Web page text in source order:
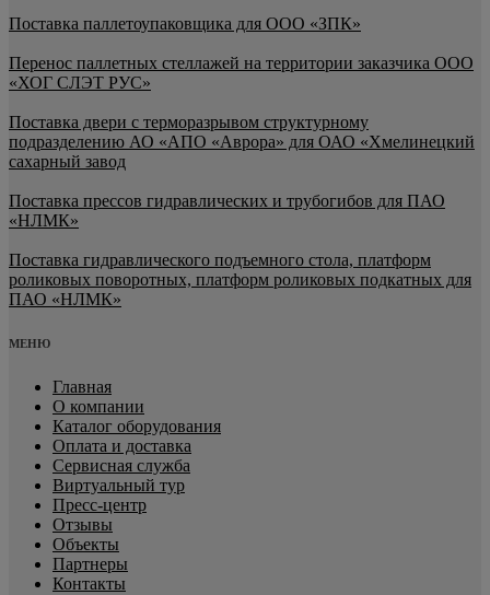
Поставка паллетоупаковщика для ООО «ЗПК»
Перенос паллетных стеллажей на территории заказчика ООО
«ХОГ СЛЭТ РУС»
Поставка двери с терморазрывом структурному
подразделению АО «АПО «Аврора» для ОАО «Хмелинецкий
сахарный завод
Поставка прессов гидравлических и трубогибов для ПАО
«НЛМК»
Поставка гидравлического подъемного стола, платформ
роликовых поворотных, платформ роликовых подкатных для
ПАО «НЛМК»
МЕНЮ
Главная
О компании
Каталог оборудования
Оплата и доставка
Сервисная служба
Виртуальный тур
Пресс-центр
Отзывы
Объекты
Партнеры
Контакты